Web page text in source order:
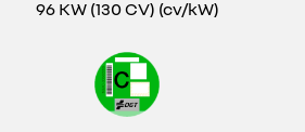
96 KW (130 CV) (cv/kW)